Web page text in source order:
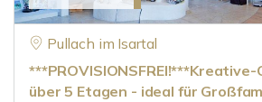
Pullach im Isartal
über 5 Etagen - ideal für